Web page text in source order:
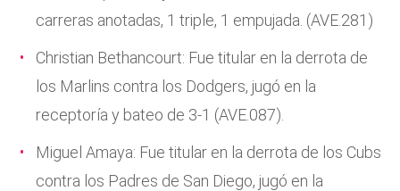
carreras anotadas, 1 triple, 1 empujada. (AVE.281)
Christian Bethancourt: Fue titular en la derrota de
los Marlins contra los Dodgers, jugó en la
receptoría y bateo de 3-1 (AVE.087).
Miguel Amaya: Fue titular en la derrota de los Cubs
contra los Padres de San Diego, jugó en la